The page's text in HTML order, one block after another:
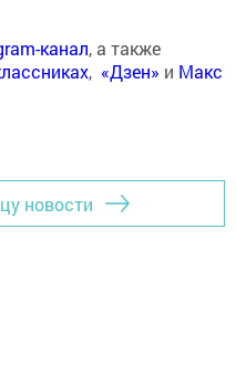
канал, а также
, «Дзен» и Макс
новости